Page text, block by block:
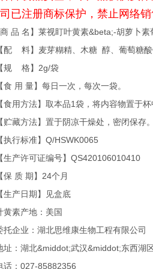
已注册商标保护，禁止网络
品 名】莱视盯叶黄素&beta;-胡萝卜素
料】麦芽糊精、木糖 醇、葡萄糖酸锌
格】2g/袋
用 量】每日一次，每次一袋。
方法】取本品1袋，将内容物置于杯
方法】置于阴凉干燥处，密闭保存。
行标准】Q/HSWK0065
许可证编号】QS420106010410
质 期】24个月
产日期】见盒底
素产地：美国
业：湖北思维康生物工程有限公司
： 湖北&middot;武汉&middot;东西湖
：027-85882356